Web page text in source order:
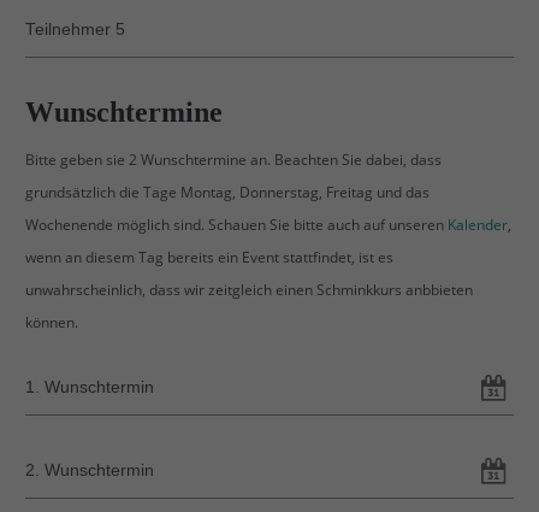
quam felis, ultricies nec.
Wunschtermine
Bitte geben sie 2 Wunschtermine an. Beachten Sie dabei, dass
grundsätzlich die Tage Montag, Donnerstag, Freitag und das
Wochenende möglich sind. Schauen Sie bitte auch auf unseren Kalender,
wenn an diesem Tag bereits ein Event stattfindet, ist es
unwahrscheinlich, dass wir zeitgleich einen Schminkkurs anbbieten
können.